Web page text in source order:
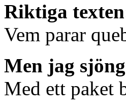
Riktiga
Vem parar
Men jag
Med ett paket